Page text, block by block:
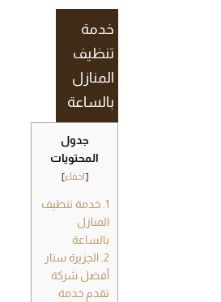
خدمة
تنظيف
المنازل
بالساعة
جدول
المحتويات
[اخفاء]
1. خدمة تنظيف
المنازل
بالساعة
2. الجزيرة ستار
أفضل شركة
تقدم خدمة